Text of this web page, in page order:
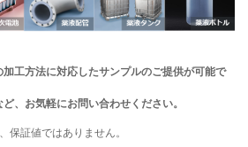
工方法に対応したサンプルのご提供が可能で
、お気軽にお問い合わせください。
保証値ではありません。